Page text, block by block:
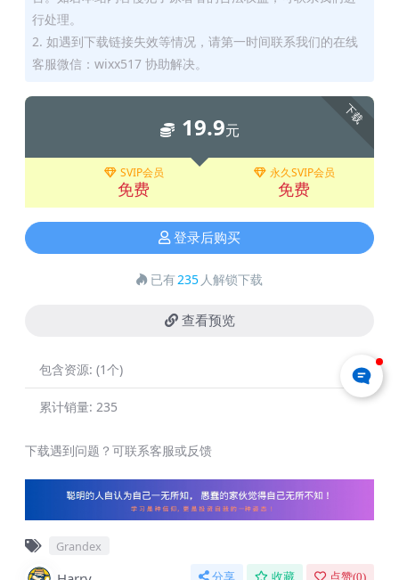
行处理。
2. 如遇到下载链接失效等情况，请第一时间联系我们的在线
客服微信：wixx517 协助解决。
下载
19.9元
SVIP会员
免费
永久SVIP会员
免费
登录后购买
已有235 人解锁下载
查看预览
包含资源: (1个)
累计销量: 235
下载遇到问题？可联系客服或反馈
Grandex
分享 收藏 点赞(0)